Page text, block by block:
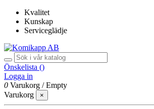
Kvalitet
Kunskap
Serviceglädje
Önskelista ()
Logga in
0 Varukorg /Empty
Varukorg
×